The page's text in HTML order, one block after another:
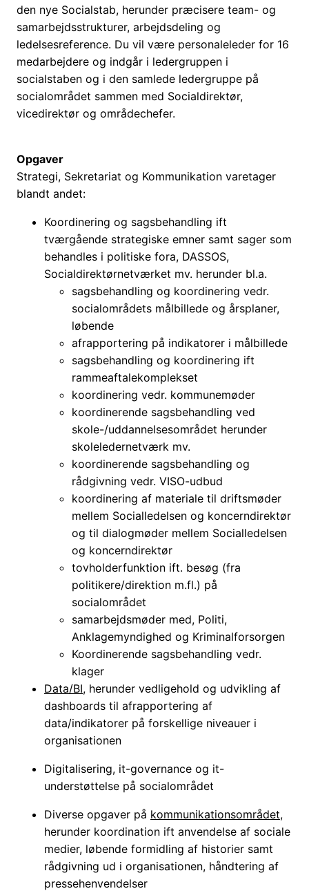
den nye Socialstab, herunder præcisere team- og
samarbejdsstrukturer, arbejdsdeling og
ledelsesreference. Du vil være personaleleder for 16
medarbejdere og indgår i ledergruppen i
socialstaben og i den samlede ledergruppe på
socialområdet sammen med Socialdirektør,
vicedirektør og områdechefer.
Opgaver
Strategi, Sekretariat og Kommunikation varetager
blandt andet:
Koordinering og sagsbehandling ift
tværgående strategiske emner samt sager som
behandles i politiske fora, DASSOS,
Socialdirektørnetværket mv. herunder bl.a.
sagsbehandling og koordinering vedr.
socialområdets målbillede og årsplaner,
løbende
afrapportering på indikatorer i målbillede
sagsbehandling og koordinering ift
rammeaftalekomplekset
koordinering vedr. kommunemøder
koordinerende sagsbehandling ved
skole-/uddannelsesområdet herunder
skoleledernetværk mv.
koordinerende sagsbehandling og
rådgivning vedr. VISO-udbud
koordinering af materiale til driftsmøder
mellem Socialledelsen og koncerndirektør
og til dialogmøder mellem Socialledelsen
og koncerndirektør
tovholderfunktion ift. besøg (fra
politikere/direktion m.fl.) på
socialområdet
samarbejdsmøder med, Politi,
Anklagemyndighed og Kriminalforsorgen
Koordinerende sagsbehandling vedr.
klager
Data/BI, herunder vedligehold og udvikling af
dashboards til afrapportering af
data/indikatorer på forskellige niveauer i
organisationen
Digitalisering, it-governance og it-
understøttelse på socialområdet
Diverse opgaver på kommunikationsområdet,
herunder koordination ift anvendelse af sociale
medier, løbende formidling af historier samt
rådgivning ud i organisationen, håndtering af
pressehenvendelser